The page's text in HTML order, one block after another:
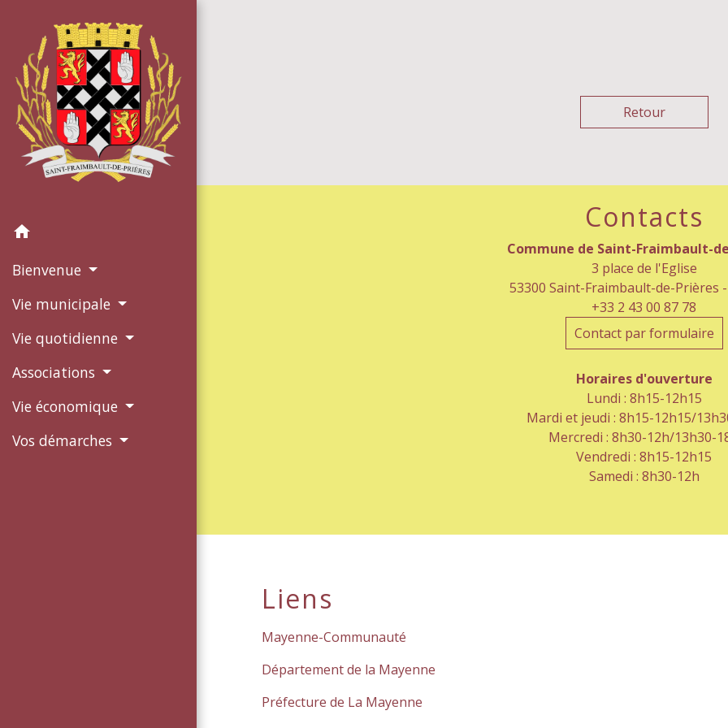
home
Bienvenue
Vie municipale
Vie quotidienne
Associations
Vie économique
Vos démarches
Retour
Contacts
Commune de Saint-Fraimbault-
3 place de l'Eglise
53300 Saint-Fraimbault-de-Prières -
+33 2 43 00 87 78
Contact par formulaire
Horaires d'ouverture
Lundi : 8h15-12h15
Mardi et jeudi : 8h15-12h15/
Mercredi : 8h30-12h/13h30-
Vendredi : 8h15-12h15
Samedi : 8h30-12h
Liens
Mayenne-Communauté
Département de la Mayenne
Préfecture de La Mayenne